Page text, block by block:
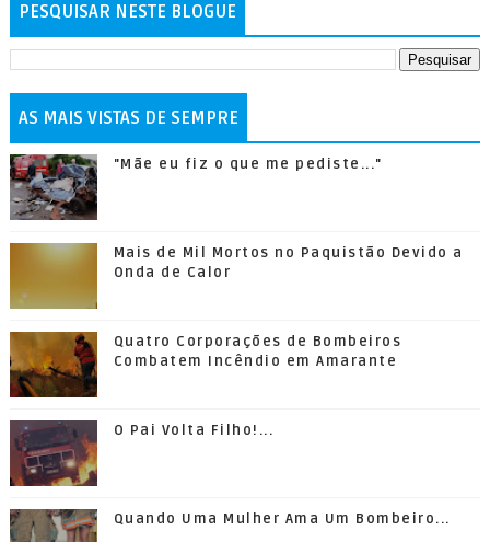
PESQUISAR NESTE BLOGUE
AS MAIS VISTAS DE SEMPRE
"Mãe eu fiz o que me pediste..."
Mais de Mil Mortos no Paquistão Devido a
Onda de Calor
Quatro Corporações de Bombeiros
Combatem Incêndio em Amarante
O Pai Volta Filho!...
Quando Uma Mulher Ama Um Bombeiro...